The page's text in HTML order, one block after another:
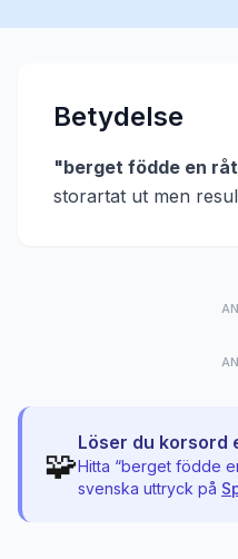
Betydelse
"berget födde en
storartat ut men
🧩
Löser du korsord
Hitta “berget födde
svenska uttryck på